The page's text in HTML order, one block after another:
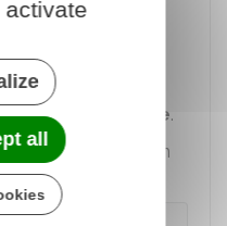
à un autre salarié
à votre
estindispensable.
d'effectuer un
activate
all